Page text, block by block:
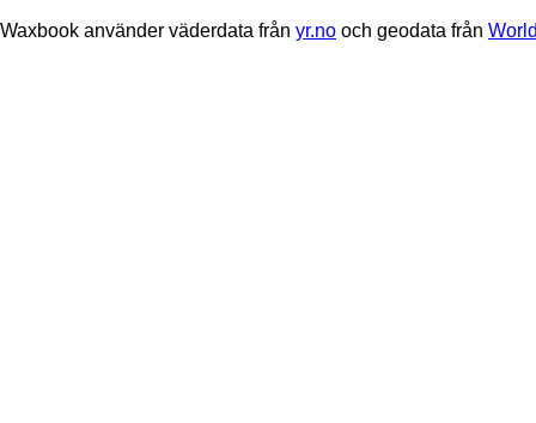
Waxbook använder väderdata från yr.no och geodata från